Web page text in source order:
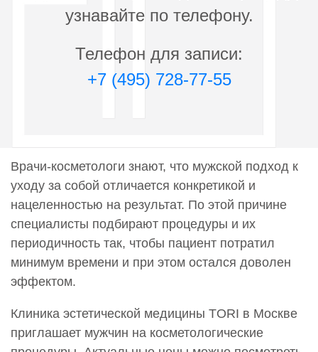
Введение искусственных имплантатов в мягкие
28 000 руб.
0001096
Введение искусственных имплантатов в мягкие
ткани Коллост (Collost) 7% (1,0 мл)
22 000 руб.
0002321
Введение искусственных имплантатов в мягкие
19 500 руб.
узнавайте по телефону.
Телефон для записи:
+7 (495) 728-77-55
Врачи-косметологи знают, что мужской подход к
уходу за собой отличается конкретикой и
нацеленностью на результат. По этой причине
специалисты подбирают процедуры и их
периодичность так, чтобы пациент потратил
минимум времени и при этом остался доволен
эффектом.
Клиника эстетической медицины TORI в Москве
приглашает мужчин на косметологические